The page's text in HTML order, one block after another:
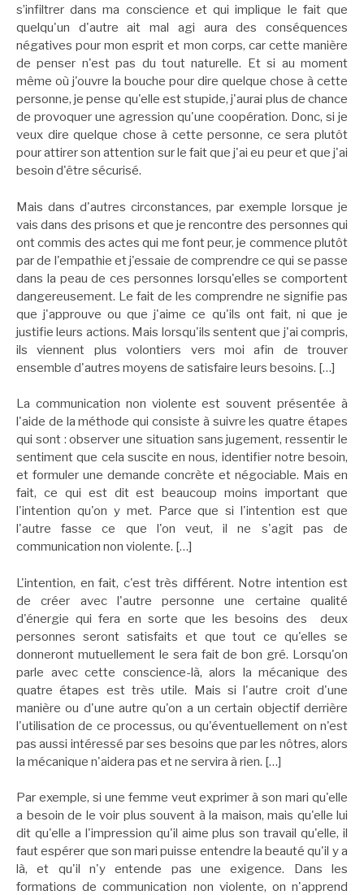
s’infiltrer dans ma conscience et qui implique le fait que
quelqu'un d'autre ait mal agi aura des conséquences
négatives pour mon esprit et mon corps, car cette manière
de penser n'est pas du tout naturelle. Et si au moment
même où j'ouvre la bouche pour dire quelque chose à cette
personne, je pense qu'elle est stupide, j'aurai plus de chance
de provoquer une agression qu'une coopération. Donc, si je
veux dire quelque chose à cette personne, ce sera plutôt
pour attirer son attention sur le fait que j'ai eu peur et que j'ai
besoin d'être sécurisé.
Mais dans d'autres circonstances, par exemple lorsque je
vais dans des prisons et que je rencontre des personnes qui
ont commis des actes qui me font peur, je commence plutôt
par de l'empathie et j'essaie de comprendre ce qui se passe
dans la peau de ces personnes lorsqu'elles se comportent
dangereusement. Le fait de les comprendre ne signifie pas
que j'approuve ou que j'aime ce qu'ils ont fait, ni que je
justifie leurs actions. Mais lorsqu'ils sentent que j'ai compris,
ils viennent plus volontiers vers moi afin de trouver
ensemble d'autres moyens de satisfaire leurs besoins. […]
La communication non violente est souvent présentée à
l'aide de la méthode qui consiste à suivre les quatre étapes
qui sont : observer une situation sans jugement, ressentir le
sentiment que cela suscite en nous, identifier notre besoin,
et formuler une demande concrète et négociable. Mais en
fait, ce qui est dit est beaucoup moins important que
l'intention qu'on y met. Parce que si l'intention est que
l'autre fasse ce que l'on veut, il ne s'agit pas de
communication non violente. […]
L'intention, en fait, c'est très différent. Notre intention est
de créer avec l'autre personne une certaine qualité
d'énergie qui fera en sorte que les besoins des deux
personnes seront satisfaits et que tout ce qu'elles se
donneront mutuellement le sera fait de bon gré. Lorsqu'on
parle avec cette conscience-là, alors la mécanique des
quatre étapes est très utile. Mais si l'autre croit d'une
manière ou d'une autre qu'on a un certain objectif derrière
l'utilisation de ce processus, ou qu'éventuellement on n'est
pas aussi intéressé par ses besoins que par les nôtres, alors
la mécanique n'aidera pas et ne servira à rien. […]
Par exemple, si une femme veut exprimer à son mari qu'elle
a besoin de le voir plus souvent à la maison, mais qu'elle lui
dit qu'elle a l'impression qu'il aime plus son travail qu'elle, il
faut espérer que son mari puisse entendre la beauté qu'il y a
là, et qu'il n'y entende pas une exigence. Dans les
formations de communication non violente, on n'apprend